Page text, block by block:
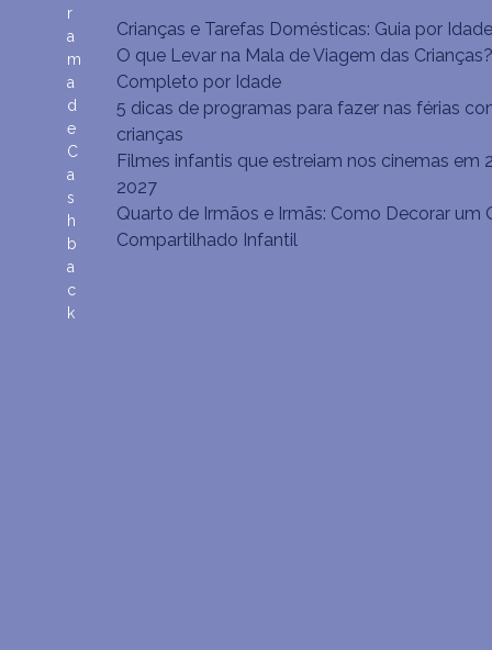
Crianças e Tarefas Domésticas: Guia por Idade
O que Levar na Mala de Viagem das
Completo por Idade
5 dicas de programas para fazer nas férias
crianças
Filmes infantis que estreiam nos cinemas em
2027
Quarto de Irmãos e Irmãs: Como Decorar um
Compartilhado Infantil
r
a
m
a
d
e
C
a
s
h
b
a
c
k